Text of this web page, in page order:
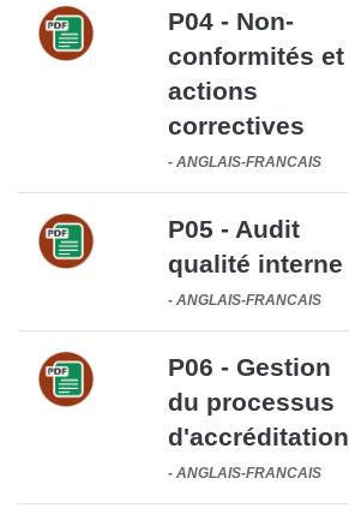
P04 - Non-
conformités et
actions
correctives
- ANGLAIS-FRANCAIS
P05 - Audit
qualité interne
- ANGLAIS-FRANCAIS
P06 - Gestion
du processus
d'accréditation
- ANGLAIS-FRANCAIS